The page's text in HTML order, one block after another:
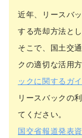
近年、リースバ
する売却方法と
そこで、国土交
クの適切な活用
ックに関するガ
リースバックの
てください。
国交省報道発表